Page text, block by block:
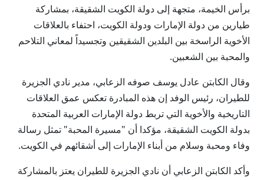
برأس الخيمة، متجهة إلى دولة الكويت الشقيقة، بمشاركة
طيارين من دولة الإمارات ودولة الكويت، احتفاء بالعلاقات
الأخوية الراسخة بين البلدين الشقيقين وتجسيداً لمعاني التلاحم
والمحبة بين الشعبين.
وقال الكابتن عادل يوسف صوفه الزعابي، مدير نادي الجزيرة
للطيران، رئيس الوفد إن هذه المبادرة تعكس عمق العلاقات
التاريخية والأخوية التي تربط دولة الإمارات العربية المتحدة
بدولة الكويت الشقيقة، مؤكدا أن "مسيرة المحبة" تمثل رسالة
وفاء ومحبة وسلام من أبناء الإمارات إلى أشقائهم في الكويت.
وأكد الكابتن الزعابي أن نادي الجزيرة للطيران يعتز بالمشاركة